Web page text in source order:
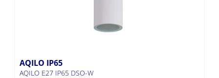
AQILO IP65
AQILO E27 IP65 DSO-W